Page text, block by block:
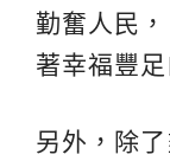
勤奮人民
著幸福豐足
另外，除